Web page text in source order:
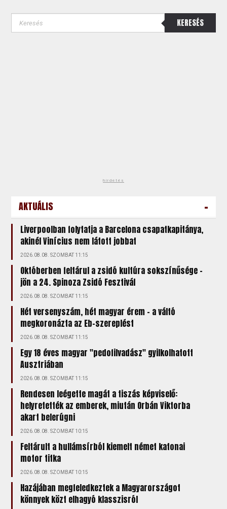
KERESÉS
hirdetés
AKTUÁLIS -
Liverpoolban folytatja a Barcelona csapatkapitánya,
akinél Vinícius nem látott jobbat
2026.08.08. SZOMBAT 11:15
Októberben feltárul a zsidó kultúra sokszínűsége –
jön a 24. Spinoza Zsidó Fesztivál
2026.08.08. SZOMBAT 11:15
Hét versenyszám, hét magyar érem – a váltó
megkoronázta az Eb-szereplést
2026.08.08. SZOMBAT 11:15
Egy 18 éves magyar "pedofilvadász" gyilkolhatott
Ausztriában
2026.08.08. SZOMBAT 11:15
Rendesen leégette magát a tiszás képviselő:
helyretették az emberek, miután Orbán Viktorba
akart belerúgni
2026.08.08. SZOMBAT 10:15
Feltárult a hullámsírból kiemelt német katonai
motor titka
2026.08.08. SZOMBAT 10:15
Hazájában megfeledkeztek a Magyarországot
könnyek közt elhagyó klasszisról